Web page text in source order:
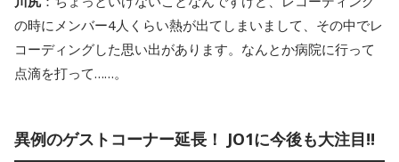
の時にメンバー4人くらい熱が出てしまいまして、その中でレ
コーディングした思い出があります。なんとか病院に行って
点滴を打って……。
異例のゲストコーナー延長！ JO1に今後も大注目!!